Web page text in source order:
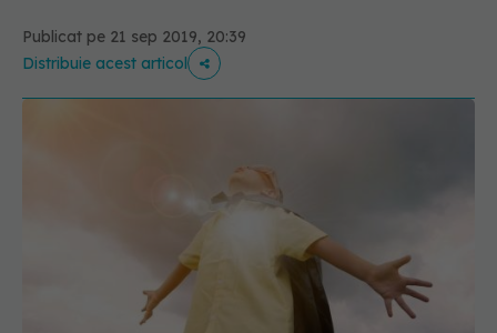
Publicat pe 21 sep 2019, 20:39
Distribuie acest articol